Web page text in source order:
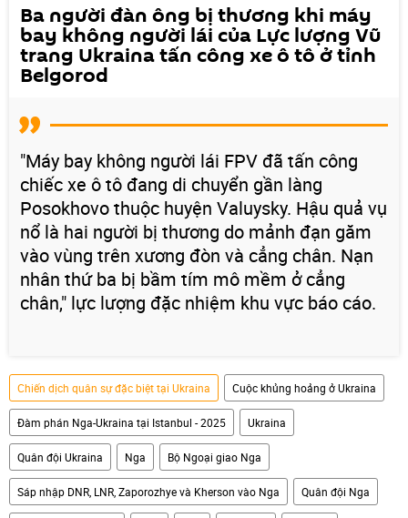
Ba người đàn ông bị thương khi máy
bay không người lái của Lực lượng Vũ
trang Ukraina tấn công xe ô tô ở tỉnh
Belgorod
"Máy bay không người lái FPV đã tấn công
chiếc xe ô tô đang di chuyển gần làng
Posokhovo thuộc huyện Valuysky. Hậu quả vụ
nổ là hai người bị thương do mảnh đạn găm
vào vùng trên xương đòn và cẳng chân. Nạn
nhân thứ ba bị bầm tím mô mềm ở cẳng
chân," lực lượng đặc nhiệm khu vực báo cáo.
Chiến dịch quân sự đặc biệt tại Ukraina Cuộc khủng hoảng ở Ukraina
Đàm phán Nga-Ukraina tại Istanbul - 2025 Ukraina
Quân đội Ukraina Nga Bộ Ngoại giao Nga
Sáp nhập DNR, LNR, Zaporozhye và Kherson vào Nga Quân đội Nga